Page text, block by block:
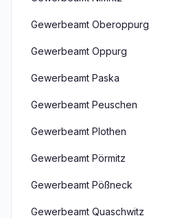
Gewerbeamt Oberoppurg
Gewerbeamt Oppurg
Gewerbeamt Paska
Gewerbeamt Peuschen
Gewerbeamt Plothen
Gewerbeamt Pörmitz
Gewerbeamt Pößneck
Gewerbeamt Quaschwitz